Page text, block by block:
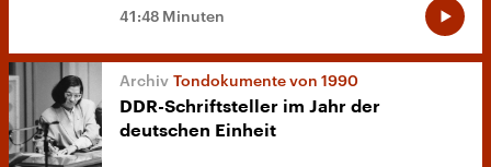
41:48 Minuten
Tondokumente von 1990
DDR-Schriftsteller im Jahr der
deutschen Einheit